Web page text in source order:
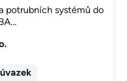
potrubních systémů do